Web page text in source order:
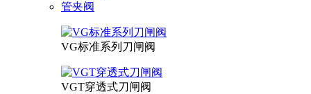
管夹阀
VG标准系列刀闸阀
VGT穿透式刀闸阀